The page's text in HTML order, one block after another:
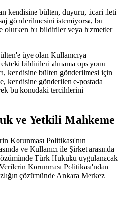
kendisine bülten, duyuru, ticari ileti
gönderilmesini istemiyorsa, bu
olurken bu bildiriler veya hizmetler
üye olan Kullanıcıya
bildirileri almama opsiyonu
kendisine bülten gönderilmesi için
kendisine gönderilen e-postada
bu konudaki tercihlerini
ve Yetkili Mahkeme
Korunması Politikası'nın
ve Kullanıcı ile Şirket arasında
Türk Hukuku uygulanacak
Korunması Politikası'ndan
çözümünde Ankara Merkez